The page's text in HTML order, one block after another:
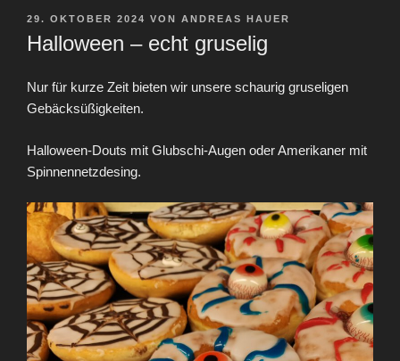
VERÖFFENTLICHT
AM
29. OKTOBER 2024 VON ANDREAS HAUER
Halloween – echt gruselig
Nur für kurze Zeit bieten wir unsere schaurig gruseligen
Gebäcksüßigkeiten.
Halloween-Douts mit Glubschi-Augen oder Amerikaner mit
Spinnennetzdesing.